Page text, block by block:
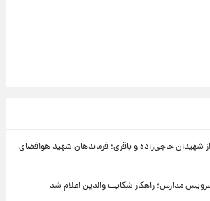
شهیدان حاجی‌زاده و باقری؛ فرماندهان شهید هوافضای
مدارس؛ راهکار شکایت والدین اعلام شد